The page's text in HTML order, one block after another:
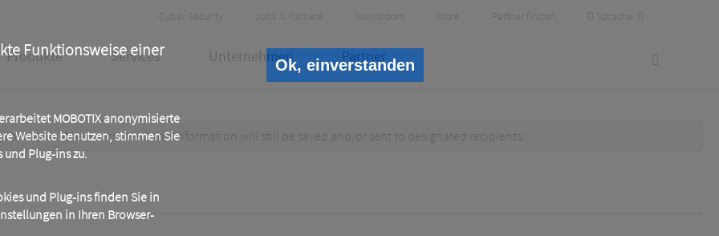
Funktionsweise einer
MOBOTIX anonymisierte
Website benutzen, stimmen Sie
Plug-ins zu.
und Plug-ins finden Sie in
in Ihren Browser-
Ok, einverstanden
Header
Meta
Cyber Security Jobs & Karriere Newsroom Store Partner finden Sprache
Produkte Services Unternehmen Partner
test data. When submitted, this information will still be saved and/or sent to designated recipients